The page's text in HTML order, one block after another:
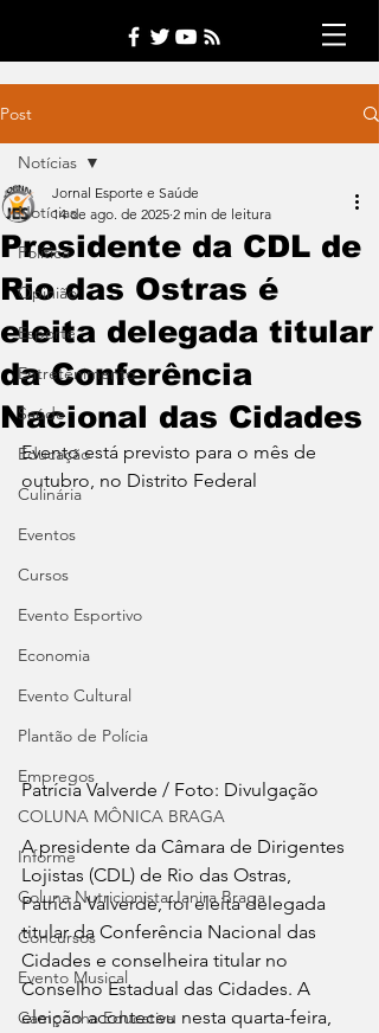
Post
Notícias
Política
Opinião
Esporte
Entretenimento
Saúde
Educação
Culinária
Eventos
Cursos
Evento Esportivo
Economia
Evento Cultural
Plantão de Polícia
Empregos
COLUNA MÔNICA BRAGA
Informe
Coluna Nutricionista Janira Braga
Concursos
Evento Musical
Campanha Educativa
Notícias
Presidente da CDL de
Rio das Ostras é
eleita delegada titular
da Conferência
Nacional das Cidades
Jornal Esporte e Saúde
14 de ago. de 2025 2 min de leitura
Evento está previsto para o mês de
outubro, no Distrito Federal
Patrícia Valverde / Foto: Divulgação
A presidente da Câmara de Dirigentes
Lojistas (CDL) de Rio das Ostras,
Patrícia Valverde, foi eleita delegada
titular da Conferência Nacional das
Cidades e conselheira titular no
Conselho Estadual das Cidades. A
eleição aconteceu nesta quarta-feira,